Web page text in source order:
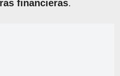
financieras.